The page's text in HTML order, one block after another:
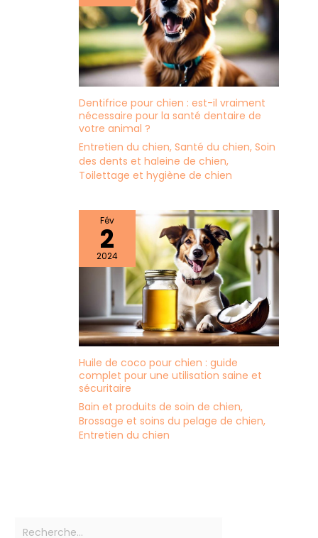
peut effectuer des
tâches d'entretien sûres
et fiables
Dentifrice pour chien : est-il vraiment
nécessaire pour la santé dentaire de
votre animal ?
Entretien du chien, Santé du chien, Soin
des dents et haleine de chien,
Toilettage et hygiène de chien
Fév
2
2024
Huile de coco pour chien : guide
complet pour une utilisation saine et
sécuritaire
Bain et produits de soin de chien,
Brossage et soins du pelage de chien,
Entretien du chien